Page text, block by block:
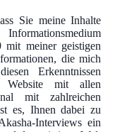
Sie meine Inhalte
meiner geistigen
die mich
Erkenntnissen
Website mit allen
mit zahlreichen
es, Ihnen dabei zu
Interviews ein